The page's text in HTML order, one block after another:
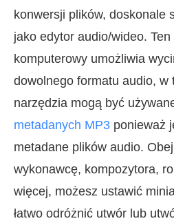
konwersji plików, doskonale
jako edytor audio/wideo. Ten
komputerowy umożliwia
dowolnego formatu audio, w
narzędzia mogą być
metadanych MP3 ponieważ
metadane plików audio.
wykonawcę, kompozytora,
więcej, możesz ustawić
łatwo odróżnić utwór lub